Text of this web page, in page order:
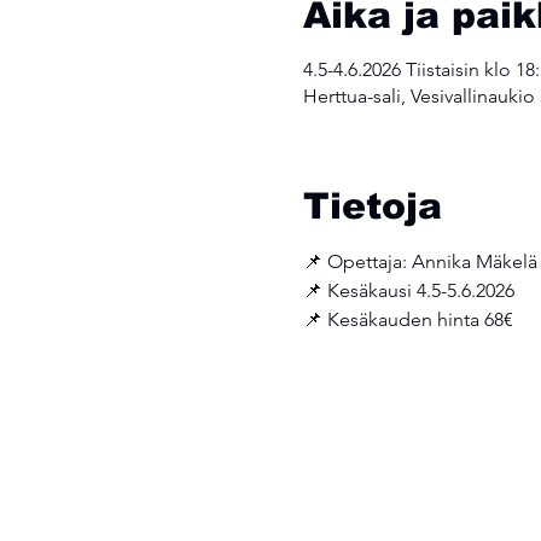
Aika ja
4.5-4.6.2026 Tiistaisin klo
Herttua-sali,
Tietoja
📌 Opettaja: Annika Mäkelä
📌 Kesäkausi 4.5-5.6.2026
📌 Kesäkauden hinta 68€